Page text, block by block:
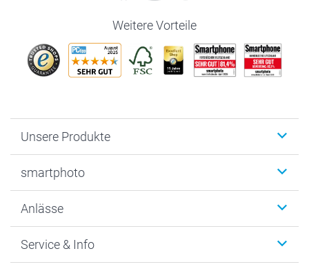
Weitere Vorteile
Unsere Produkte
Fotogeschenke
MyNameBook
Fotoabzüge, Fotos als Buch & Poster
smartphoto
Warum smartphoto
Datenschutz
Anlässe
Neujahr
Service & Info